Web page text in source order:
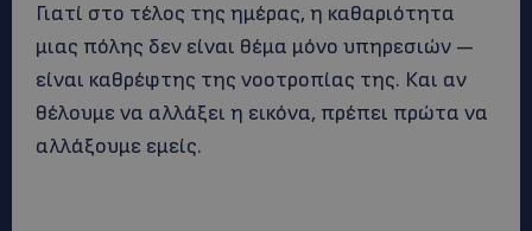
Γιατί στο τέλος της ημέρας, η καθαριότητα
μιας πόλης δεν είναι θέμα μόνο υπηρεσιών —
είναι καθρέφτης της νοοτροπίας της. Και αν
θέλουμε να αλλάξει η εικόνα, πρέπει πρώτα να
αλλάξουμε εμείς.